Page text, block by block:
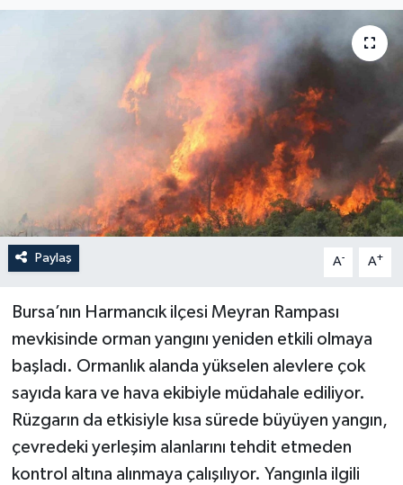
Paylaş A- A+
Bursa’nın Harmancık ilçesi Meyran Rampası
mevkisinde orman yangını yeniden etkili olmaya
başladı. Ormanlık alanda yükselen alevlere çok
sayıda kara ve hava ekibiyle müdahale ediliyor.
Rüzgarın da etkisiyle kısa sürede büyüyen yangın,
çevredeki yerleşim alanlarını tehdit etmeden
kontrol altına alınmaya çalışılıyor. Yangınla ilgili